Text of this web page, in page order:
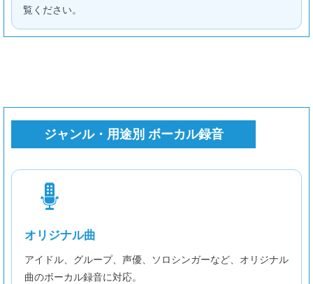
覧ください。
ジャンル・用途別 ボーカル録音
オリジナル曲
アイドル、グループ、声優、ソロシンガーなど、オリジナル
曲のボーカル録音に対応。